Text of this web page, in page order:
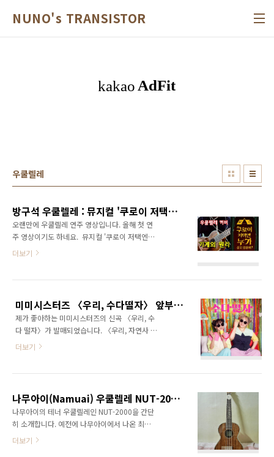
NUNO's TRANSISTOR
우쿨렐레
방구석 우쿨렐레 : 뮤지컬 '쿠로이 저택엔 누가 살고 있을까?' 넘버 중 〈기계의 원리〉
오랜만에 우쿨렐레 연주 영상입니다. 올해 첫 연
주 영상이기도 하네요. ​ 뮤지컬 '쿠로이 저택엔
누가 살고 있을까?' 넘버 중에서 〈기계의 원
에 나오는 곡입니다. 배경으로 깔리는 노래는 작
년 초에 혜화로운공연생활에서 온라인콜에서 이
장면을 시연했던 영상의 사운드입니다. (※ 원본
영상 링크 https://youtu.be/uLZjUloQPIk ) ​ ​ ​ ​
https://youtu.be/UHCDrnWYuG0
더보기
미미시스터즈 〈우리, 수다떨자〉 앞부분 우쿨렐레 커버
제가 좋아하는 미미시스터즈의 신곡 〈우리, 수
다 떨자〉가 발매되었습니다. 〈우리, 자연사 하
자〉, 〈우리, 다 해먹자〉에 이은 위로 캠페인
더보기
나무아이(Namuai) 우쿨렐레 NUT-2000
나무아이의 테너 우쿨렐레인 NUT-2000을 간단
히 소개합니다. 예전에 나무아이에서 나온 최초
의 테너 모델이었던 NUT-3000 을 지원받았던
더보기